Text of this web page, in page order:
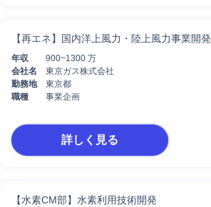
【再エネ】国内洋上風力・陸上風力事業開発
年収
900~1300 万
会社名
東京ガス株式会社
勤務地
東京都
職種
事業企画
詳しく見る
【水素CM部】水素利用技術開発